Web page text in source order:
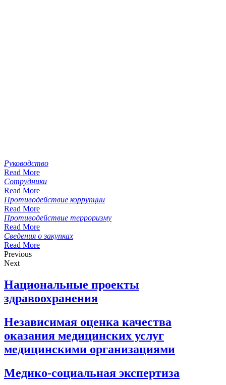
Руководство
Read More
Сотрудники
Read More
Противодействие коррупции
Read More
Противодействие терроризму
Read More
Сведения о закупках
Read More
Previous
Next
Национальные проекты
здравоохранения
Независимая оценка качества
оказания медицинских услуг
медицинскими организациями
Медико-социальная экспертиза